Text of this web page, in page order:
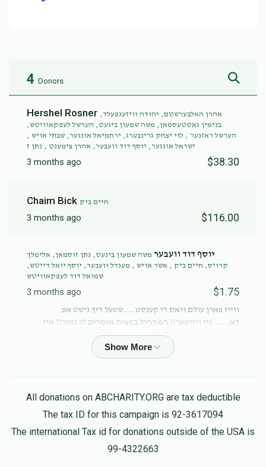
4 Donors
Hershel Rosner אהרן האלבערשטם, יהודה וויזענפעלד,
בנימין גאטטעסמאן, משה שמעון בינעט, הערשל לעפקאוויטש,
הערשל ראזנער , לוי יצחק גרינבערג, ירחמיאל אונגער, שבתי אויש ,
ישראל אונגער, יוסף דוד וועבער, אהרן צימענט , נתן ז
3 months ago $38.30
Chaim Bick חיים ביק
3 months ago $116.00
יוסף דוד וועבער משה שמעון בינעט, נתן זוסמאן, אלימלך
קרויס, חיים ביק , אשר אויש , מענדל וועבער, יוסף יואל דייטש,
שמואל דוד לעפקאוויטש
3 months ago $1.75
ווייז פארן עולם וואס די קענסט....שטעל דיך נישט אפ
דא......גיי ווייטער!! המתחיל במצוה אומרים לו גמור!! אין
המצוה נקראת אלא על שם גומרו!! מאל נאר נאך אביסעל
השתדלות וועסטו זעהן ווי מ'וועט זיך אנרופען ווארעם!! "יא דו
האסט דו כוחות גיי אן ווייטער כה לחי"
3 months ago $439.00
All donations on ABCHARITY.ORG are tax deductible
The tax ID for this campaign is 92-3617094
The international Tax id for donations outside of the USA is
99-4322663